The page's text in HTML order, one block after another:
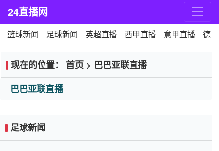
24直播网
篮球新闻 足球新闻 英超直播 西甲直播 意甲直播 德
现在的位置： 首页 > 巴巴亚联直播
巴巴亚联直播
足球新闻